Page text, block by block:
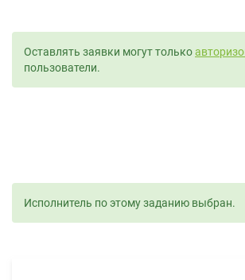
Оставлять заявки могут только
пользователи.
Исполнитель по этому заданию выбран.